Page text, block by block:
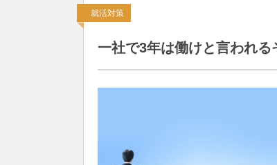
就活対策
一社で3年は働けと言われる